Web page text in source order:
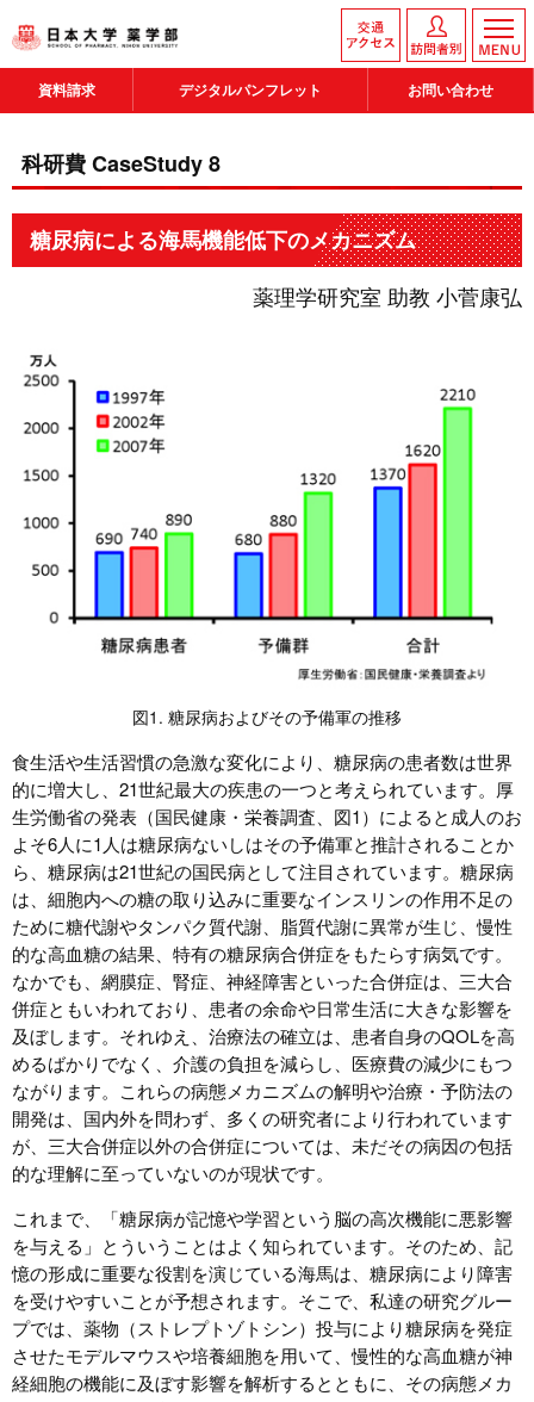
資料請求 デジタルパンフレット お問い合わせ
科研費 CaseStudy 8
糖尿病による海馬機能低下のメカニズム
薬理学研究室 助教 小菅康弘
図1. 糖尿病およびその予備軍の推移
食生活や生活習慣の急激な変化により、糖尿病の患者数は世界
的に増大し、21世紀最大の疾患の一つと考えられています。厚
生労働省の発表（国民健康・栄養調査、図1）によると成人のお
よそ6人に1人は糖尿病ないしはその予備軍と推計されることか
ら、糖尿病は21世紀の国民病として注目されています。糖尿病
は、細胞内への糖の取り込みに重要なインスリンの作用不足の
ために糖代謝やタンパク質代謝、脂質代謝に異常が生じ、慢性
的な高血糖の結果、特有の糖尿病合併症をもたらす病気です。
なかでも、網膜症、腎症、神経障害といった合併症は、三大合
併症ともいわれており、患者の余命や日常生活に大きな影響を
及ぼします。それゆえ、治療法の確立は、患者自身のQOLを高
めるばかりでなく、介護の負担を減らし、医療費の減少にもつ
ながります。これらの病態メカニズムの解明や治療・予防法の
開発は、国内外を問わず、多くの研究者により行われています
が、三大合併症以外の合併症については、未だその病因の包括
的な理解に至っていないのが現状です。
これまで、「糖尿病が記憶や学習という脳の高次機能に悪影響
を与える」とういうことはよく知られています。そのため、記
憶の形成に重要な役割を演じている海馬は、糖尿病により障害
を受けやすいことが予想されます。そこで、私達の研究グルー
プでは、薬物（ストレプトゾトシン）投与により糖尿病を発症
させたモデルマウスや培養細胞を用いて、慢性的な高血糖が神
経細胞の機能に及ぼす影響を解析するとともに、その病態メカ